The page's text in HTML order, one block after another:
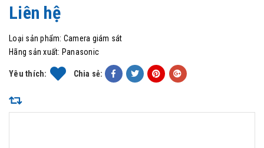
Liên hệ
Loại sản phẩm: Camera giám sát
Hãng sản xuất: Panasonic
Yêu thích: Chia sẻ: